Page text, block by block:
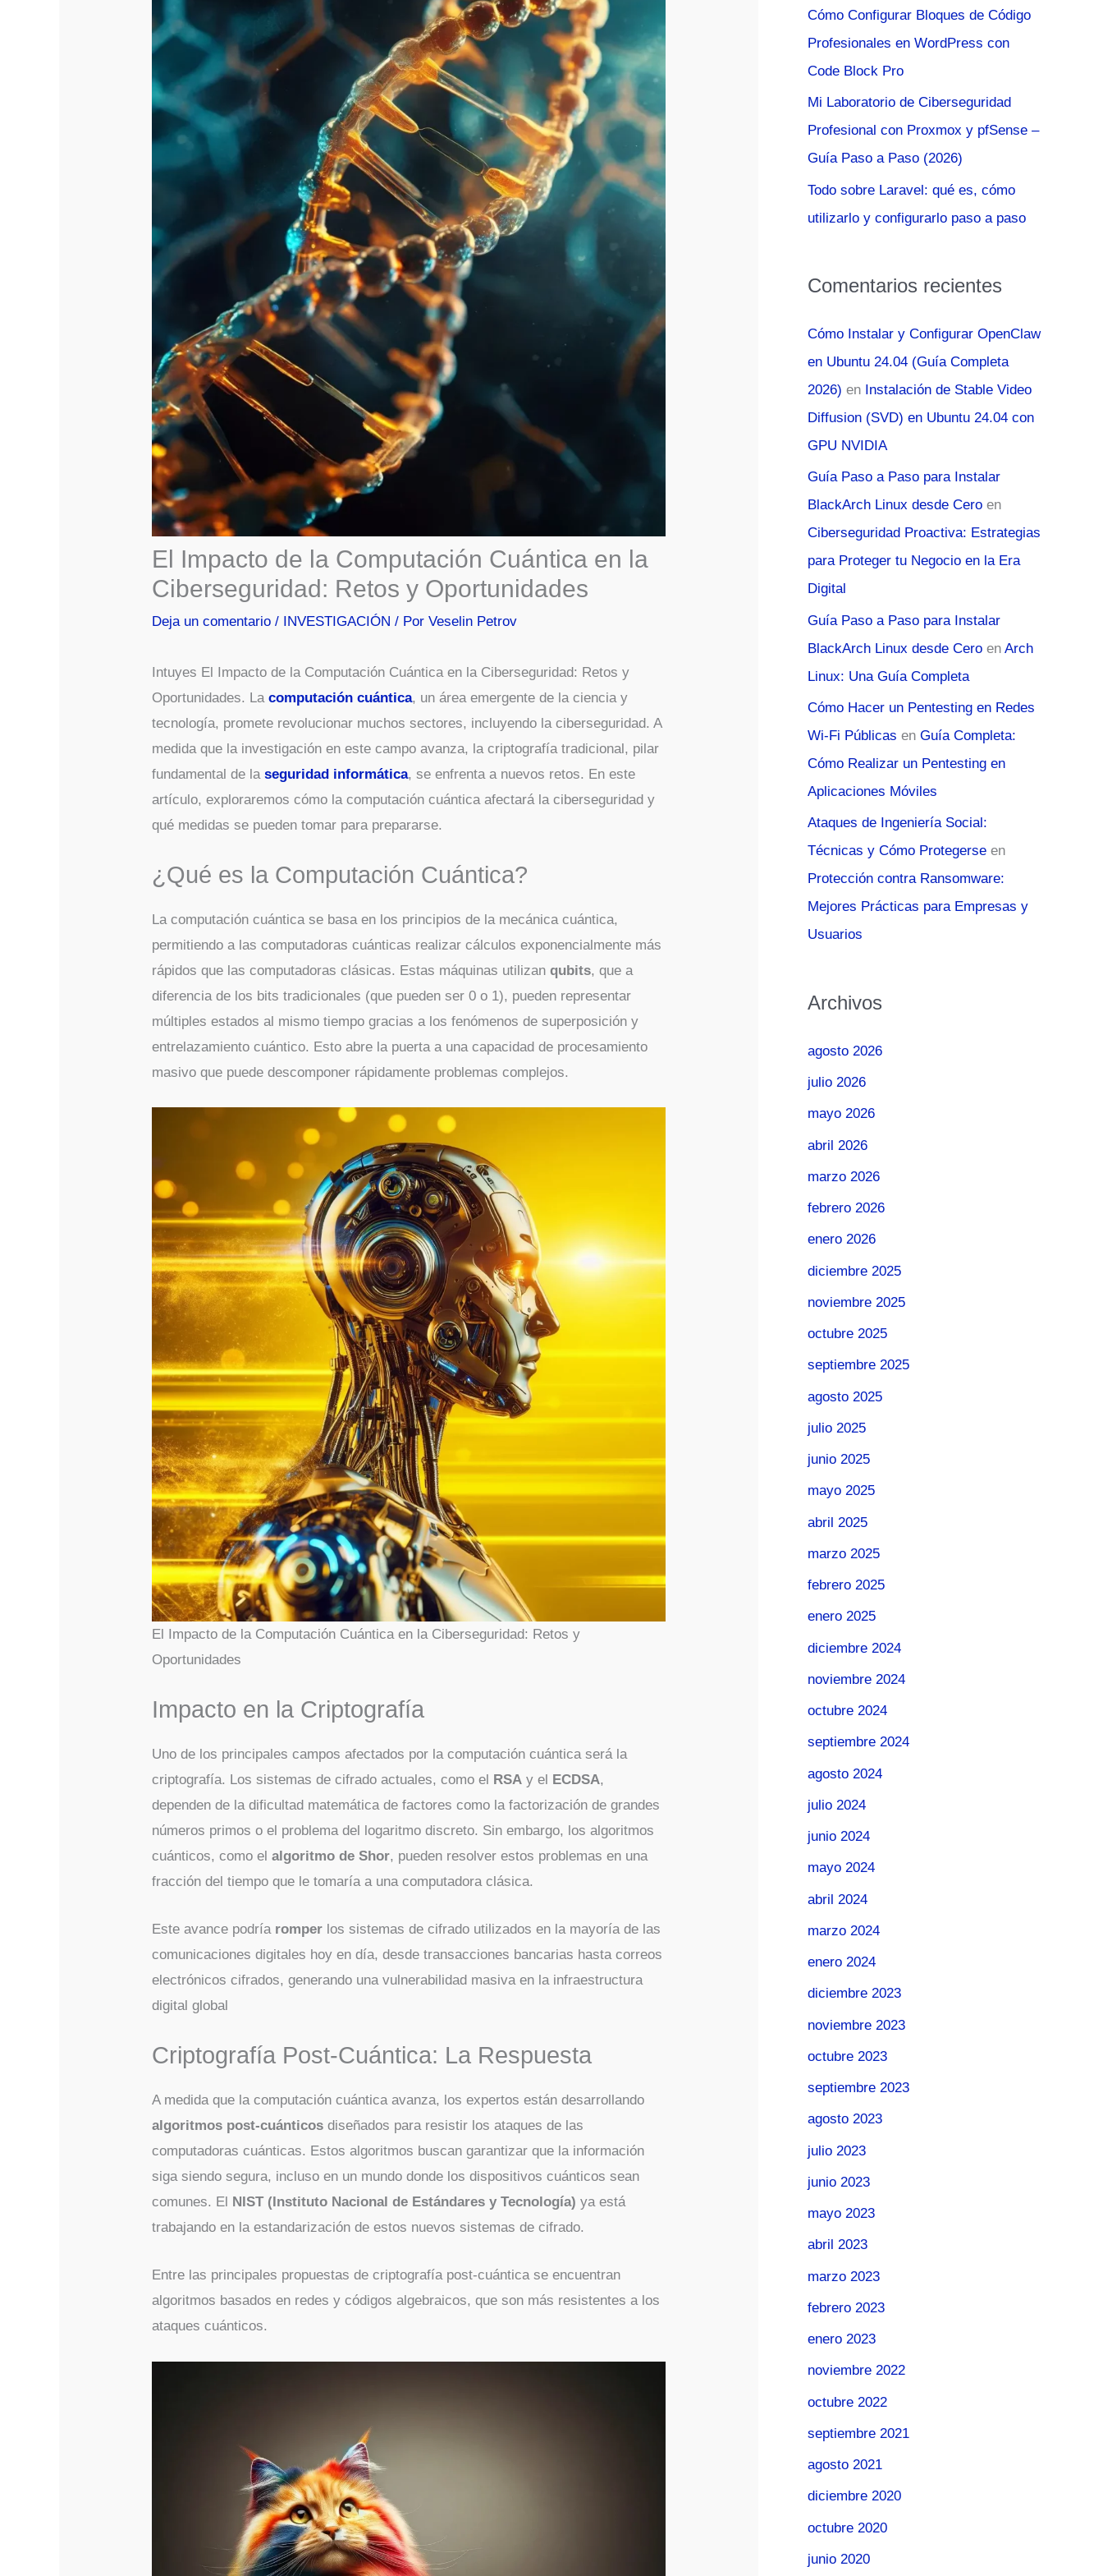
El Impacto de la Computación Cuántica en la
Ciberseguridad: Retos y Oportunidades
Deja un comentario / INVESTIGACIÓN / PorVeselin Petrov
Intuyes El Impacto de la Computación Cuántica en la Ciberseguridad: Retos y
Oportunidades. Lacomputación cuántica, un área emergente de la ciencia y
tecnología, promete revolucionar muchos sectores, incluyendo la ciberseguridad. A
medida que la investigación en este campo avanza, la criptografía tradicional, pilar
fundamental de laseguridad informática, se enfrenta a nuevos retos. En este
artículo, exploraremos cómo la computación cuántica afectará la ciberseguridad y
qué medidas se pueden tomar para prepararse.
¿Qué es la Computación Cuántica?
La computación cuántica se basa en los principios de la mecánica cuántica,
permitiendo a las computadoras cuánticas realizar cálculos exponencialmente más
rápidos que las computadoras clásicas. Estas máquinas utilizanqubits, que a
diferencia de los bits tradicionales (que pueden ser 0 o 1), pueden representar
múltiples estados al mismo tiempo gracias a los fenómenos de superposición y
entrelazamiento cuántico. Esto abre la puerta a una capacidad de procesamiento
masivo que puede descomponer rápidamente problemas complejos.
El Impacto de la Computación Cuántica en la Ciberseguridad: Retos y
Oportunidades
Impacto en la Criptografía
Uno de los principales campos afectados por la computación cuántica será la
criptografía. Los sistemas de cifrado actuales, como el RSA y el ECDSA,
dependen de la dificultad matemática de factores como la factorización de grandes
números primos o el problema del logaritmo discreto. Sin embargo, los algoritmos
cuánticos, como elalgoritmo de Shor, pueden resolver estos problemas en una
fracción del tiempo que le tomaría a una computadora clásica.
Este avance podría romper los sistemas de cifrado utilizados en la mayoría de las
comunicaciones digitales hoy en día, desde transacciones bancarias hasta correos
electrónicos cifrados, generando una vulnerabilidad masiva en la infraestructura
digital global​
Criptografía Post-Cuántica: La Respuesta
A medida que la computación cuántica avanza, los expertos están desarrollando
algoritmos post-cuánticos diseñados para resistir los ataques de las
computadoras cuánticas. Estos algoritmos buscan garantizar que la información
siga siendo segura, incluso en un mundo donde los dispositivos cuánticos sean
comunes. El
NIST (Instituto Nacional de Estándares y Tecnología) ya está
trabajando en la estandarización de estos nuevos sistemas de cifrado.
Entre las principales propuestas de criptografía post-cuántica se encuentran
algoritmos basados en redes y códigos algebraicos, que son más resistentes a los
ataques cuánticos.
:
Cómo Configurar Bloques de Código
Profesionales en WordPress con
Code Block Pro
Mi Laboratorio de Ciberseguridad
Profesional con Proxmox y pfSense –
Guía Paso a Paso (2026)
Todo sobre Laravel: qué es, cómo
utilizarlo y configurarlo paso a paso
Comentarios recientes
Cómo Instalar y Configurar OpenClaw
en Ubuntu 24.04 (Guía Completa
2026) en Instalación de Stable Video
Diffusion (SVD) en Ubuntu 24.04 con
GPU NVIDIA
Guía Paso a Paso para Instalar
BlackArch Linux desde Cero en
Ciberseguridad Proactiva: Estrategias
para Proteger tu Negocio en la Era
Digital
Guía Paso a Paso para Instalar
BlackArch Linux desde Cero en Arch
Linux: Una Guía Completa
Cómo Hacer un Pentesting en Redes
Wi-Fi Públicas en Guía Completa:
Cómo Realizar un Pentesting en
Aplicaciones Móviles
Ataques de Ingeniería Social:
Técnicas y Cómo Protegerse en
Protección contra Ransomware:
Mejores Prácticas para Empresas y
Usuarios
Archivos
agosto 2026
julio 2026
mayo 2026
abril 2026
marzo 2026
febrero 2026
enero 2026
diciembre 2025
noviembre 2025
octubre 2025
septiembre 2025
agosto 2025
julio 2025
junio 2025
mayo 2025
abril 2025
marzo 2025
febrero 2025
enero 2025
diciembre 2024
noviembre 2024
octubre 2024
septiembre 2024
agosto 2024
julio 2024
junio 2024
mayo 2024
abril 2024
marzo 2024
enero 2024
diciembre 2023
noviembre 2023
octubre 2023
septiembre 2023
agosto 2023
julio 2023
junio 2023
mayo 2023
abril 2023
marzo 2023
febrero 2023
enero 2023
noviembre 2022
octubre 2022
septiembre 2021
agosto 2021
diciembre 2020
octubre 2020
junio 2020